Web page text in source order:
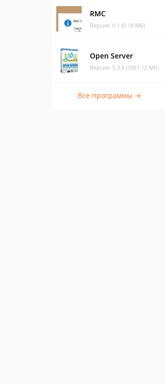
RMC
Версия: 0.1 (0.18 МБ)
Open Server
Версия: 5.3.8 (1061.12 МБ)
Все программы →